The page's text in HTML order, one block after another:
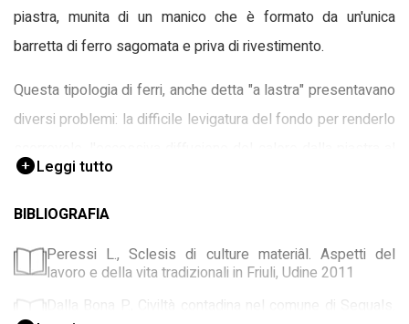
piastra, munita di un manico che è formato da un'unica
barretta di ferro sagomata e priva di rivestimento.
Questa tipologia di ferri, anche detta "a lastra" presentavano
diversi problemi: la difficile levigatura del fondo per renderlo
manico e la necessità di scaldarlo direttamente sul fuoco
sporcandolo in tal modo con ceneri e braci. Inoltre la
molto variabile e incostante. In genere comunque si stirava
molto poco, vari sono i fattori che influenzano questa attività:
Leggi tutto
BIBLIOGRAFIA
Peressi L., Sclesis di culture materiâl. Aspetti del
lavoro e della vita tradizionali in Friuli, Udine 2011
Dalla Bona P., Civiltà contadina nel comune di Sequals.